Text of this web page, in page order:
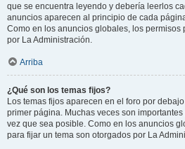
que se encuentra leyendo y debería leerlos
anuncios aparecen al principio de cada
Como en los anuncios globales, los permisos
por La Administración.
Arriba
¿Qué son los temas fijos?
Los temas fijos aparecen en el foro por
primer página. Muchas veces son
vez que sea posible. Como en los anuncios
para fijar un tema son otorgados por La